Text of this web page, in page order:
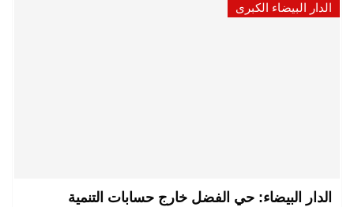
الدار البيضاء الكبرى
الدار البيضاء: حي الفضل خارج حسابات التنمية